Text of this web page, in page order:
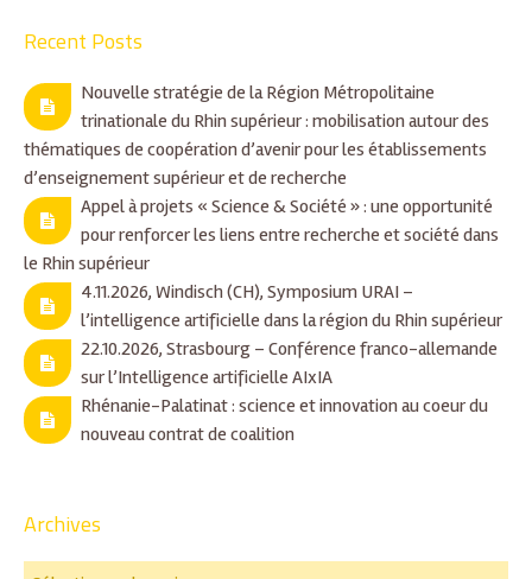
Recent Posts
Nouvelle stratégie de la Région Métropolitaine
trinationale du Rhin supérieur : mobilisation autour des
thématiques de coopération d’avenir pour les établissements
d’enseignement supérieur et de recherche
Appel à projets « Science & Société » : une opportunité
pour renforcer les liens entre recherche et société dans
le Rhin supérieur
4.11.2026, Windisch (CH), Symposium URAI –
l’intelligence artificielle dans la région du Rhin supérieur
22.10.2026, Strasbourg – Conférence franco-allemande
sur l’Intelligence artificielle AIxIA
Rhénanie-Palatinat : science et innovation au coeur du
nouveau contrat de coalition
Archives